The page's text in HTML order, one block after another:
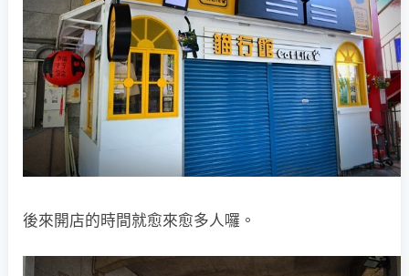
後來開店的時間就愈來愈多人囉。